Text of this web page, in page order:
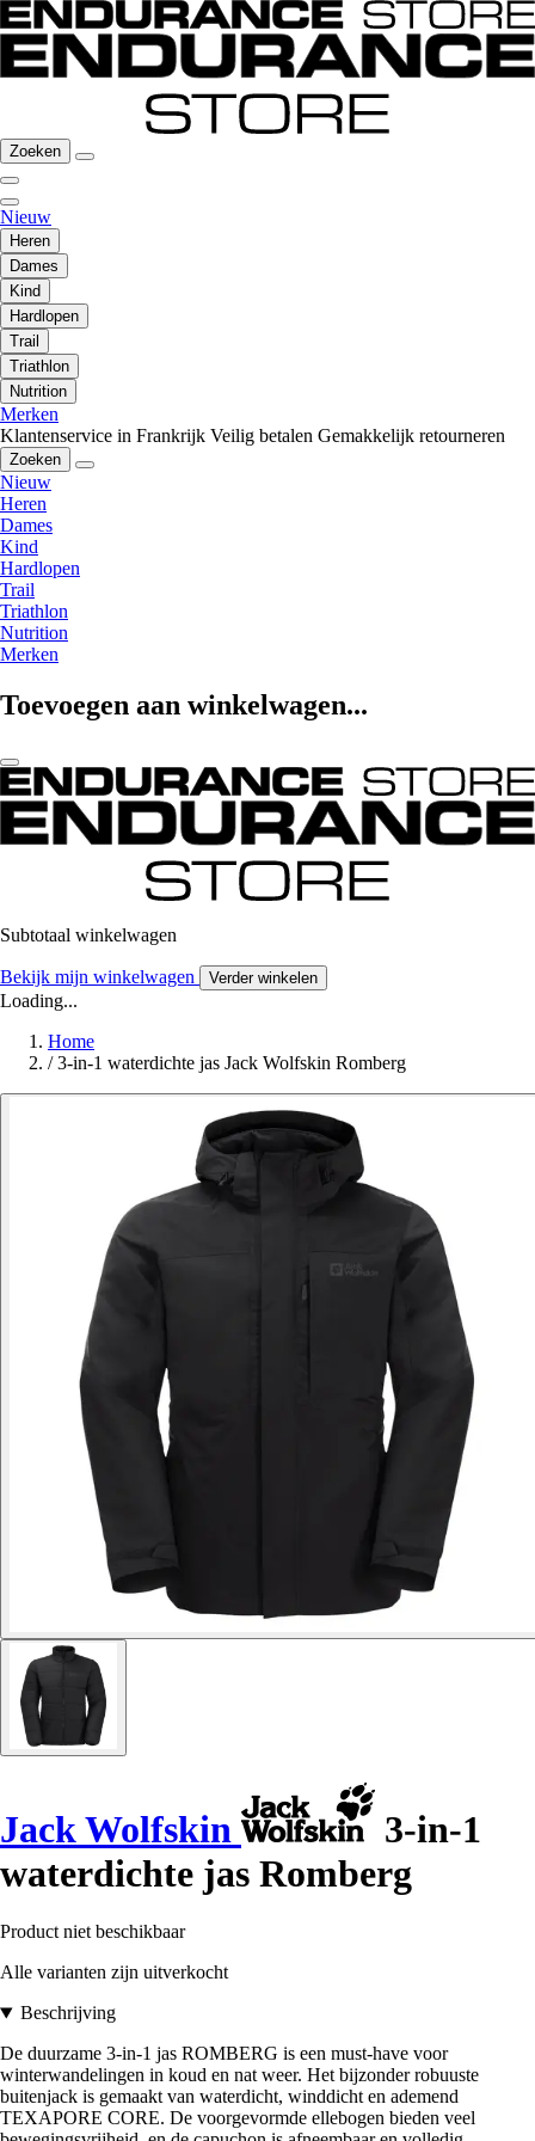
Zoeken
Nieuw
Heren
Dames
Kind
Hardlopen
Trail
Triathlon
Nutrition
Merken
Klantenservice in Frankrijk Veilig betalen Gemakkelijk retourneren
Zoeken
Nieuw
Heren
Dames
Kind
Hardlopen
Trail
Triathlon
Nutrition
Merken
Toevoegen aan winkelwagen...
Subtotaal winkelwagen
Bekijk mijn winkelwagen Verder winkelen
Loading...
Home
/ 3-in-1 waterdichte jas Jack Wolfskin Romberg
Jack Wolfskin
3-in-1
waterdichte jas Romberg
Product niet beschikbaar
Alle varianten zijn uitverkocht
Beschrijving
De duurzame 3-in-1 jas ROMBERG is een must-have voor
winterwandelingen in koud en nat weer. Het bijzonder robuuste
buitenjack is gemaakt van waterdicht, winddicht en ademend
TEXAPORE CORE. De voorgevormde ellebogen bieden veel